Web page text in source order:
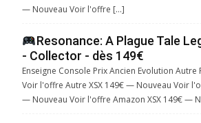
— Nouveau Voir l'offre […]
Resonance: A Plague Tale
- Collector - dès 149€
Enseigne Console Prix Ancien Evolution
Voir l'offre Autre XSX 149€ — Nouveau Voir
— Nouveau Voir l'offre Amazon XSX 149€ —